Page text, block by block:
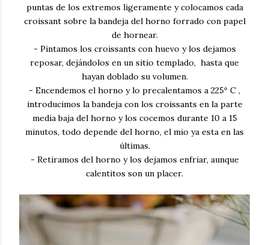
puntas de los extremos ligeramente y colocamos cada
croissant sobre la bandeja del horno forrado con papel
de hornear.
- Pintamos los croissants con huevo y los dejamos
reposar, dejándolos en un sitio templado, hasta que
hayan doblado su volumen.
- Encendemos el horno y lo precalentamos a 225º C ,
introducimos la bandeja con los croissants en la parte
media baja del horno y los cocemos durante 10 a 15
minutos, todo depende del horno, el mio ya esta en las
últimas.
- Retiramos del horno y los dejamos enfriar, aunque
calentitos son un placer.